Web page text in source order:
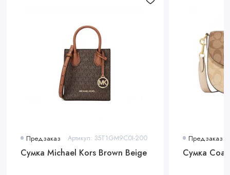
Предзаказ Артикул: 35T1GM9C0I-200
Сумка Michael Kors Brown Beige
Предзаказ
Сумка